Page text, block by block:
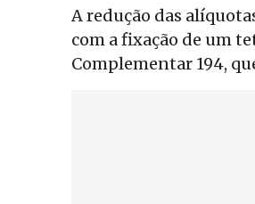
A redução das
com a fixação de um
Complementar 194,